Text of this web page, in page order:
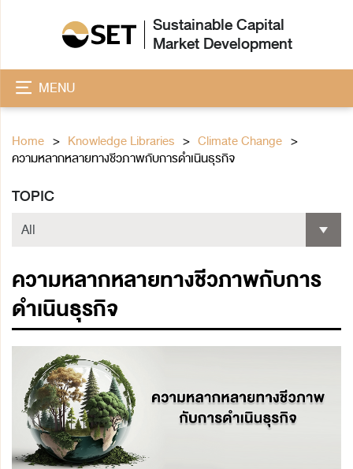
Sustainable Capital
Market Development
MENU
Home Knowledge Libraries
Climate Change
ความหลากหลายทางชีวภาพกับการดำเนินธุรกิจ
TOPIC
ความหลากหลายทางชีวภาพกับการ
ดำเนินธุรกิจ